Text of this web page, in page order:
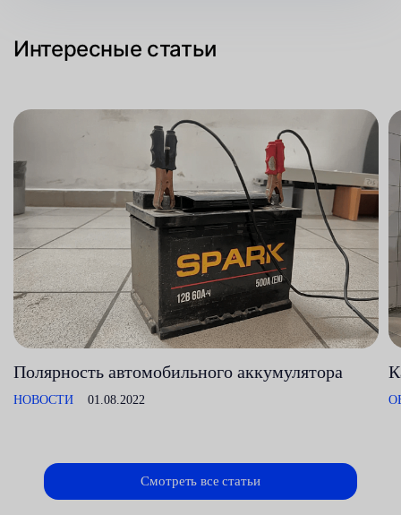
Интересные статьи
Полярность автомобильного аккумулятора
НОВОСТИ 01.08.2022
Смотреть все статьи